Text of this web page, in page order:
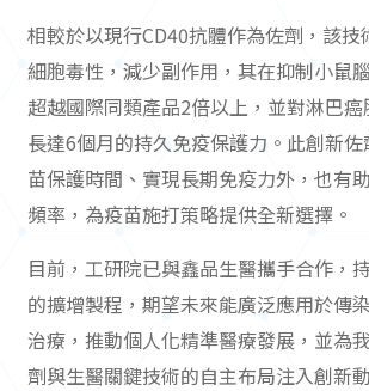
相較於以現行CD40抗體作為佐劑，該
細胞毒性，減少副作用，其在抑制小鼠
超越國際同類產品2倍以上，並對淋巴
長達6個月的持久免疫保護力。此創新
苗保護時間、實現長期免疫力外，也有
頻率，為疫苗施打策略提供全新選擇。
目前，工研院已與鑫品生醫攜手合作，
的擴增製程，期望未來能廣泛應用於傳
治療，推動個人化精準醫療發展，並為
劑與生醫關鍵技術的自主布局注入創新